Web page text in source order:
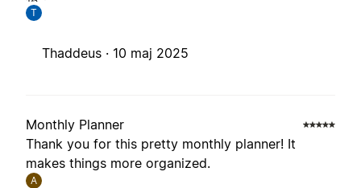
T
Thaddeus · 10 maj 2025
Monthly Planner
Thank you for this pretty monthly planner! It
makes things more organized.
A